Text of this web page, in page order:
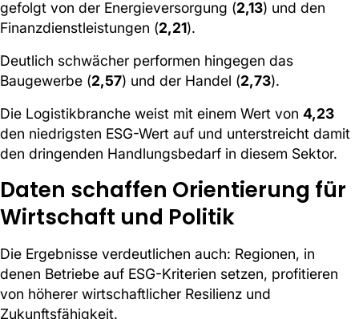
gefolgt von der Energieversorgung (2,13) und den
Finanzdienstleistungen (2,21).
Deutlich schwächer performen hingegen das
Baugewerbe (2,57) und der Handel (2,73).
Die Logistikbranche weist mit einem Wert von 4,23
den niedrigsten ESG-Wert auf und unterstreicht damit
den dringenden Handlungsbedarf in diesem Sektor.
Daten schaffen Orientierung für
Wirtschaft und Politik
Die Ergebnisse verdeutlichen auch: Regionen, in
denen Betriebe auf ESG-Kriterien setzen, profitieren
von höherer wirtschaftlicher Resilienz und
Zukunftsfähigkeit.